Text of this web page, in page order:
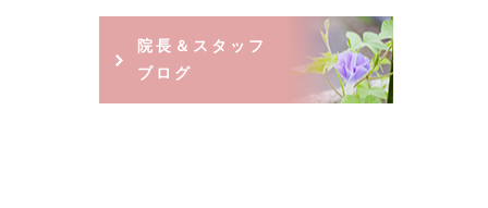
院長＆スタッフ
ブログ